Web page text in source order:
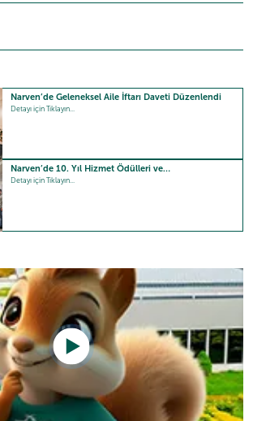
Narven’de Geleneksel Aile İftarı Daveti Düzenlendi
Detayı için Tıklayın...
Narven’de 10. Yıl Hizmet Ödülleri ve…
Detayı için Tıklayın...